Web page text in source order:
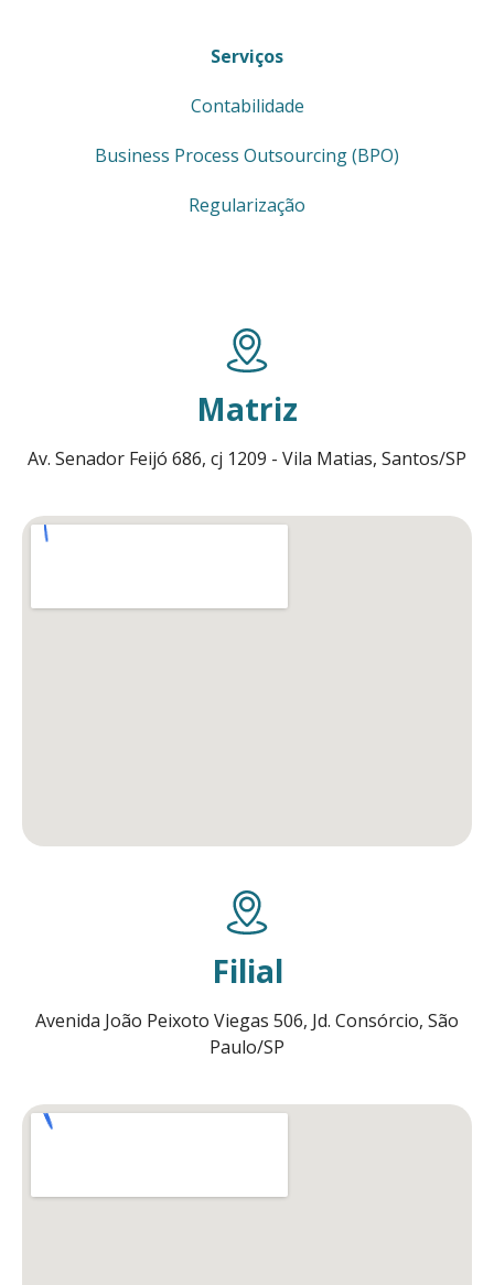
Serviços
Contabilidade
Business Process Outsourcing (BPO)
Regularização
Matriz
Av. Senador Feijó 686, cj 1209 - Vila Matias, Santos/SP
Filial
Avenida João Peixoto Viegas 506, Jd. Consórcio, São
Paulo/SP